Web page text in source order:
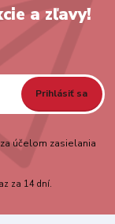
a zľavy!
Prihlásiť sa
účelom zasielania
za 14 dní.